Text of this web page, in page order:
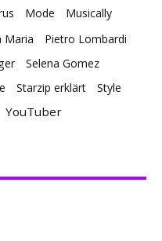
Mode
Musically
Maria
Pietro Lombardi
Selena Gomez
Starzip erklärt
Style
YouTuber